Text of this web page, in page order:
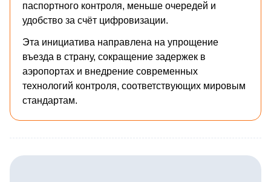
паспортного контроля, меньше очередей и
удобство за счёт цифровизации.
Эта инициатива направлена на упрощение
въезда в страну, сокращение задержек в
аэропортах и внедрение современных
технологий контроля, соответствующих мировым
стандартам.